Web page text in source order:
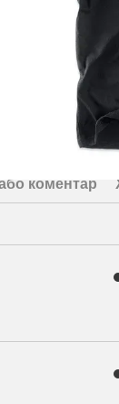
коментар